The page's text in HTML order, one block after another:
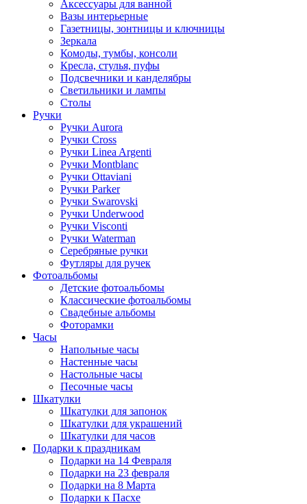
Аксессуары для ванной
Вазы интерьерные
Газетницы, зонтницы и ключницы
Зеркала
Комоды, тумбы, консоли
Кресла, стулья, пуфы
Подсвечники и канделябры
Светильники и лампы
Столы
Ручки
Ручки Aurora
Ручки Cross
Ручки Linea Argenti
Ручки Montblanc
Ручки Ottaviani
Ручки Parker
Ручки Swarovski
Ручки Underwood
Ручки Visconti
Ручки Waterman
Серебряные ручки
Футляры для ручек
Фотоальбомы
Детские фотоальбомы
Классические фотоальбомы
Свадебные альбомы
Фоторамки
Часы
Напольные часы
Настенные часы
Настольные часы
Песочные часы
Шкатулки
Шкатулки для запонок
Шкатулки для украшений
Шкатулки для часов
Подарки к праздникам
Подарки на 14 Февраля
Подарки на 23 февраля
Подарки на 8 Марта
Подарки к Пасхе